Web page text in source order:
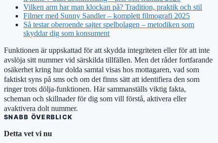
Vilken arm har man klockan på? Tradition, praktik och stil
Filmer med Sunny Sandler – komplett filmografi 2025
Så testar oberoende sajter spelbolagen – metodiken som
skyddar dig som konsument
Funktionen är uppskattad för att skydda integriteten eller för att inte
avslöja sitt nummer vid särskilda tillfällen. Men det råder fortfarande
osäkerhet kring hur dolda samtal visas hos mottagaren, vad som
faktiskt syns på sms och om det finns sätt att identifiera den som
ringer trots dölja-funktionen. Här sammanställs viktig fakta,
scheman och skillnader för dig som vill förstå, aktivera eller
avaktivera dolt nummer.
SNABB ÖVERBLICK
Detta vet vi nu